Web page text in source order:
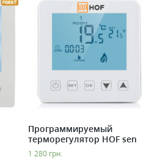
Программируемый
терморегулятор HOF sen
1 280 грн.